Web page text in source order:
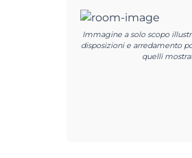
Immagine a solo scopo
disposizioni e arredamento
quelli